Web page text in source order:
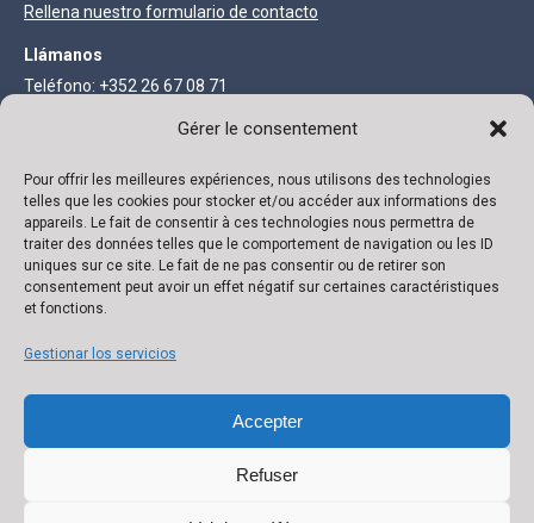
Gérer le consentement
Pour offrir les meilleures expériences, nous utilisons des technologies
telles que les cookies pour stocker et/ou accéder aux informations des
appareils. Le fait de consentir à ces technologies nous permettra de
traiter des données telles que le comportement de navigation ou les ID
uniques sur ce site. Le fait de ne pas consentir ou de retirer son
consentement peut avoir un effet négatif sur certaines caractéristiques
et fonctions.
Gestionar los servicios
Accepter
Refuser
Rellena nuestro formulario de contacto
Llámanos
Teléfono: +352 26 67 08 71
INFORMACIÓN LEGAL
Sociedad anónima con un capital de 111.300 €
R.C. Luxemburgo B 118719 Autorización N° 136879/2 NIF IVA N°
LU 22332726 Banco: ING IBAN: LU02 0141 0443 4790 0000 / BIC
CELLLULL